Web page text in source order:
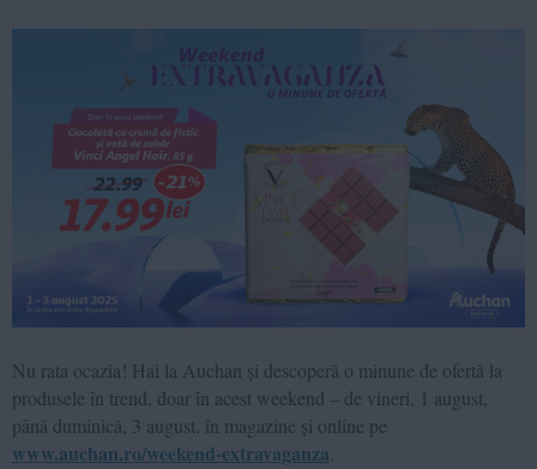
Nu rata ocazia! Hai la Auchan și descoperă o minune de ofertă la
produsele în trend, doar în acest weekend – de vineri, 1 august,
până duminică, 3 august, în magazine și online pe
www.auchan.ro/weekend-extravaganza